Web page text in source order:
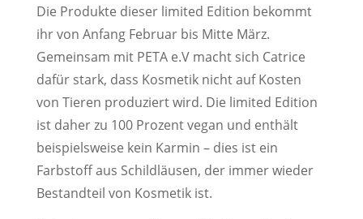
Die Produkte dieser limited Edition bekommt
ihr von Anfang Februar bis Mitte März.
Gemeinsam mit PETA e.V macht sich Catrice
dafür stark, dass Kosmetik nicht auf Kosten
von Tieren produziert wird. Die limited Edition
ist daher zu 100 Prozent vegan und enthält
beispielsweise kein Karmin – dies ist ein
Farbstoff aus Schildläusen, der immer wieder
Bestandteil von Kosmetik ist.